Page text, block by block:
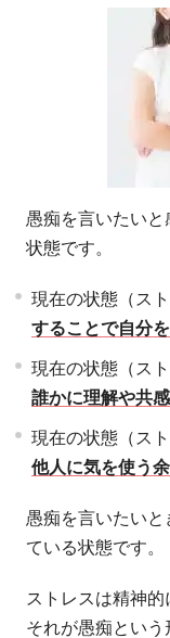
愚痴を言いたい
状態です。
現在の状態（ス
することで自分
現在の状態（ス
誰かに理解や共
現在の状態（ス
他人に気を使う
愚痴を言いたい
ている状態です。
ストレスは精神的
それが愚痴という